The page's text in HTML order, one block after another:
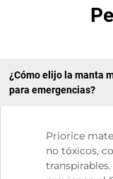
¿Cómo elijo la manta
para emergencias?
Priorice
no tóxicos,